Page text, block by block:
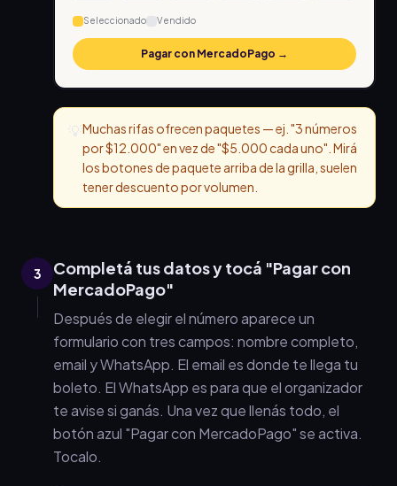
Seleccionado Vendido
Pagar con MercadoPago →
💡Muchas rifas ofrecen paquetes — ej. "3 números
por $12.000" en vez de "$5.000 cada uno". Mirá
los botones de paquete arriba de la grilla, suelen
tener descuento por volumen.
3
Completá tus datos y tocá "Pagar con
MercadoPago"
Después de elegir el número aparece un
formulario con tres campos: nombre completo,
email y WhatsApp. El email es donde te llega tu
boleto. El WhatsApp es para que el organizador
te avise si ganás. Una vez que llenás todo, el
botón azul "Pagar con MercadoPago" se activa.
Tocalo.